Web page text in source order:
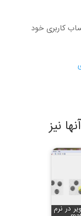
کاربری خود
نیز
در نرم